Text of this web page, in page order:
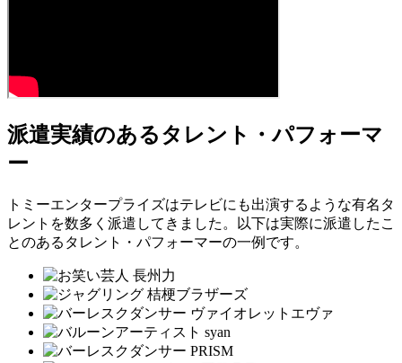
派遣実績のあるタレント・パフォーマ
ー
トミーエンタープライズはテレビにも出演するような有名タ
レントを数多く派遣してきました。以下は実際に派遣したこ
とのあるタレント・パフォーマーの一例です。